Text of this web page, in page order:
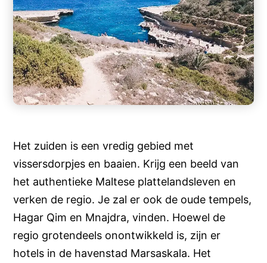
Het zuiden is een vredig gebied met
vissersdorpjes en baaien. Krijg een beeld van
het authentieke Maltese plattelandsleven en
verken de regio. Je zal er ook de oude tempels,
Hagar Qim en Mnajdra, vinden. Hoewel de
regio grotendeels onontwikkeld is, zijn er
hotels in de havenstad Marsaskala. Het